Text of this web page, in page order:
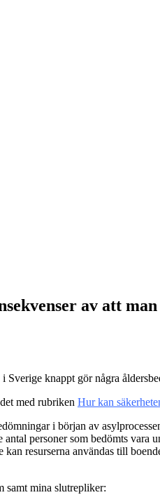
av att
med rubriken Hur kan
i början av
personer som bedömts
resurserna användas till
samt mina slutrepliker: